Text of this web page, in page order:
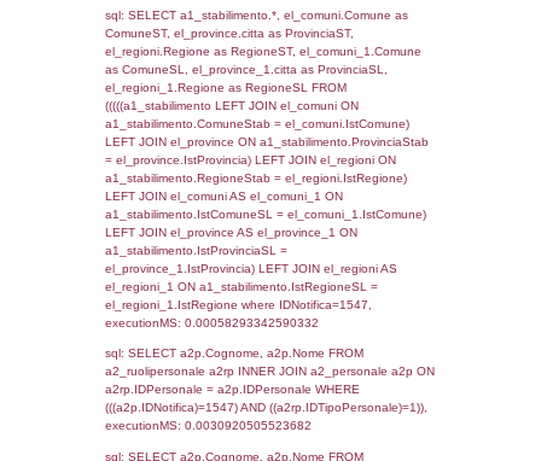
INCIDENTALI CON IMPATTO
STABILIMENTO
Indietro
Debug
sql: SELECT COUNT(*) FROM `userlevels`
`userlevelid` = -2, executionMS:
`userlevels`, executionMS:
sql: SELECT COUNT(*) FROM